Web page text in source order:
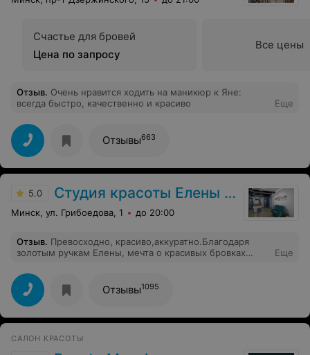
Счастье для бровей
Цена по запросу
Все цены
Отзыв. Очень нравится ходить на маникюр к Яне:
всегда быстро, качественно и красиво
Еще
Отзывы663
5.0 Студия красоты Елены Езерской
Минск, ул. Грибоедова, 1 до 20:00
Отзыв. Превосходно, красиво,аккуратно.Благодаря
золотым ручкам Елены, мечта о красивых бровках
Еще
Отзывы1095
САЛОН КРАСОТЫ